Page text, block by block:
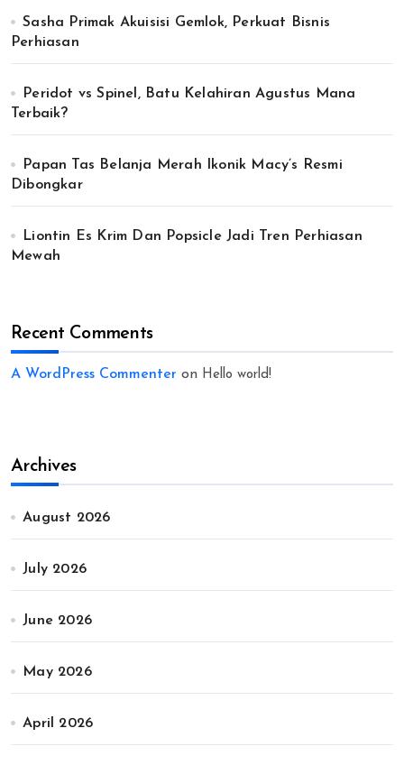
Sasha Primak Akuisisi Gemlok, Perkuat Bisnis
Perhiasan
Peridot vs Spinel, Batu Kelahiran Agustus Mana
Terbaik?
Papan Tas Belanja Merah Ikonik Macy’s Resmi
Dibongkar
Liontin Es Krim Dan Popsicle Jadi Tren Perhiasan
Mewah
Recent Comments
A WordPress Commenter on Hello world!
Archives
August 2026
July 2026
June 2026
May 2026
April 2026